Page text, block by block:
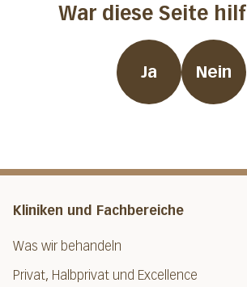
War diese Seite
Ja Nein
Kliniken und Fachbereiche
Was wir behandeln
Privat, Halbprivat und Excellence